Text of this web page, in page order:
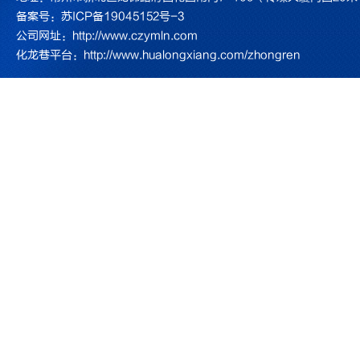
备案号： 苏ICP备19045152号-3
公司网址： http://www.czymln.com
化龙巷平台： http://www.hualongxiang.com/zhongren